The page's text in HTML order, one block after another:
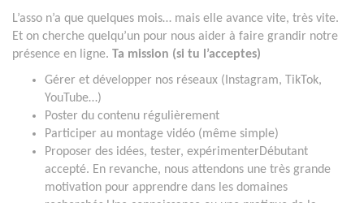
L’asso n’a que quelques mois… mais elle avance vite, très vite.
Et on cherche quelqu’un pour nous aider à faire grandir notre
présence en ligne. Ta mission (si tu l’acceptes)
Gérer et développer nos réseaux (Instagram, TikTok,
YouTube…)
Poster du contenu régulièrement
Participer au montage vidéo (même simple)
Proposer des idées, tester, expérimenterDébutant
accepté. En revanche, nous attendons une très grande
motivation pour apprendre dans les domaines